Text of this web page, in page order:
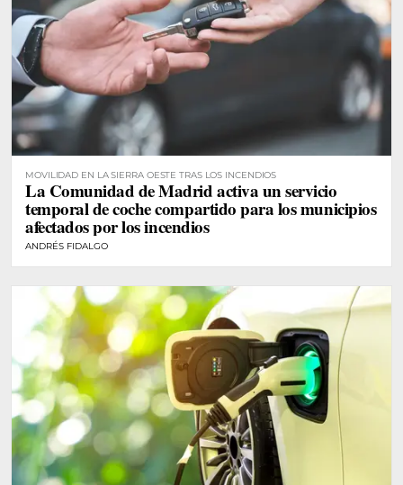
MOVILIDAD EN LA SIERRA OESTE TRAS LOS INCENDIOS
La Comunidad de Madrid activa un servicio
temporal de coche compartido para los municipios
afectados por los incendios
ANDRÉS FIDALGO